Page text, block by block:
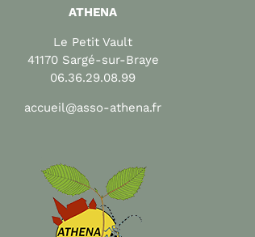
ATHENA
Le Petit Vault
41170 Sargé-sur-Braye
06.36.29.08.99
accueil@asso-athena.fr